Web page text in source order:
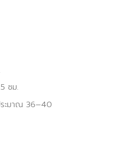
ซม.
ระมาณ 36–40